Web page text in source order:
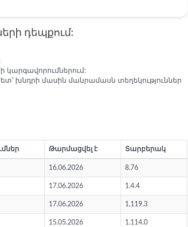
դեպքում:
կարգավորումներում:
խնդրի մասին մանրամասն տեղեկություններ
Թարմացվել է Տարբերակ
16.06.2026 8.76
17.06.2026 1.4.4
17.06.2026 1.119.3
15.05.2026 1.114.0